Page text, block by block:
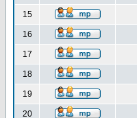
15
16
17
18
19
20